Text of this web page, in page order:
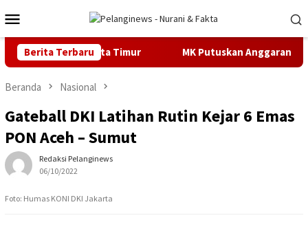
ke
kontenMobile
Berita Terbaru
Negeri Jakarta Timur MK Putuskan Anggaran MBG
Beranda Nasional
Gateball DKI Latihan Rutin Kejar 6 Emas
PON Aceh – Sumut
Redaksi Pelanginews
06/10/2022
Foto: Humas KONI DKI Jakarta